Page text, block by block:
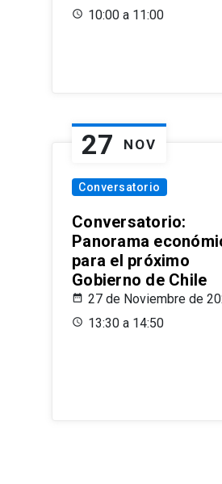
10:00 a 11:00
27 NOV
Conversatorio
Conversatorio:
Panorama
para el próximo
Gobierno de Chile
27 de Noviembre de
13:30 a 14:50